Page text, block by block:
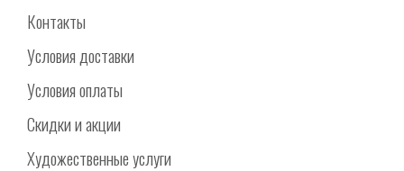
Контакты
Условия доставки
Условия оплаты
Скидки и акции
Художественные услуги